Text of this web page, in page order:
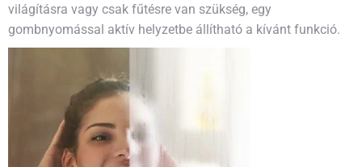
világításra vagy csak fűtésre van szükség, egy
gombnyomással aktív helyzetbe állítható a kívánt funkció.